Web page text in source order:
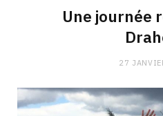
Une journée
27